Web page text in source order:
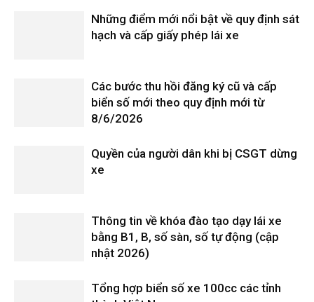
Những điểm mới nổi bật về quy định sát
hạch và cấp giấy phép lái xe
Các bước thu hồi đăng ký cũ và cấp
biển số mới theo quy định mới từ
8/6/2026
Quyền của người dân khi bị CSGT dừng
xe
Thông tin về khóa đào tạo dạy lái xe
bằng B1, B, số sàn, số tự động (cập
nhật 2026)
Tổng hợp biển số xe 100cc các tỉnh